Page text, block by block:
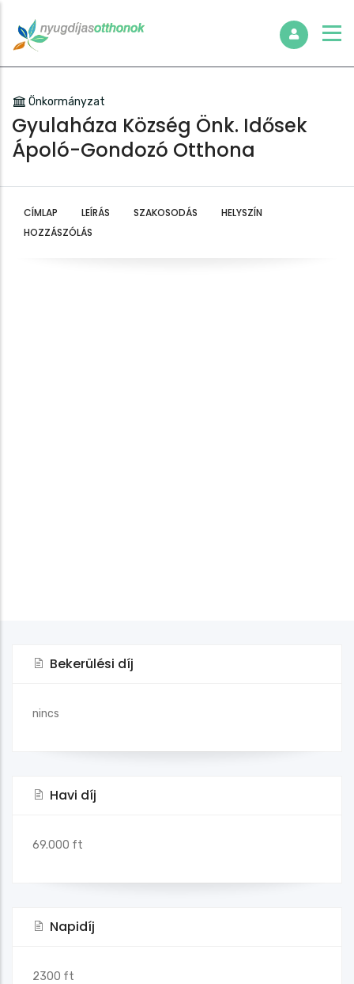
Önkormányzat
Gyulaháza Község Önk. Idősek
Ápoló-Gondozó Otthona
CÍMLAP LEÍRÁS SZAKOSODÁS
HELYSZÍN
HOZZÁSZÓLÁS
Bekerülési díj
nincs
Havi díj
69.000 ft
Napidíj
2300 ft